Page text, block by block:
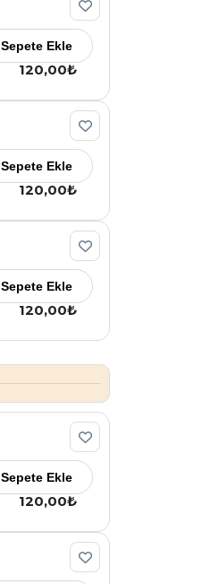
120,00₺
Sepete Ekle
120,00₺
Sepete Ekle
120,00₺
Sepete Ekle
120,00₺
Sepete Ekle